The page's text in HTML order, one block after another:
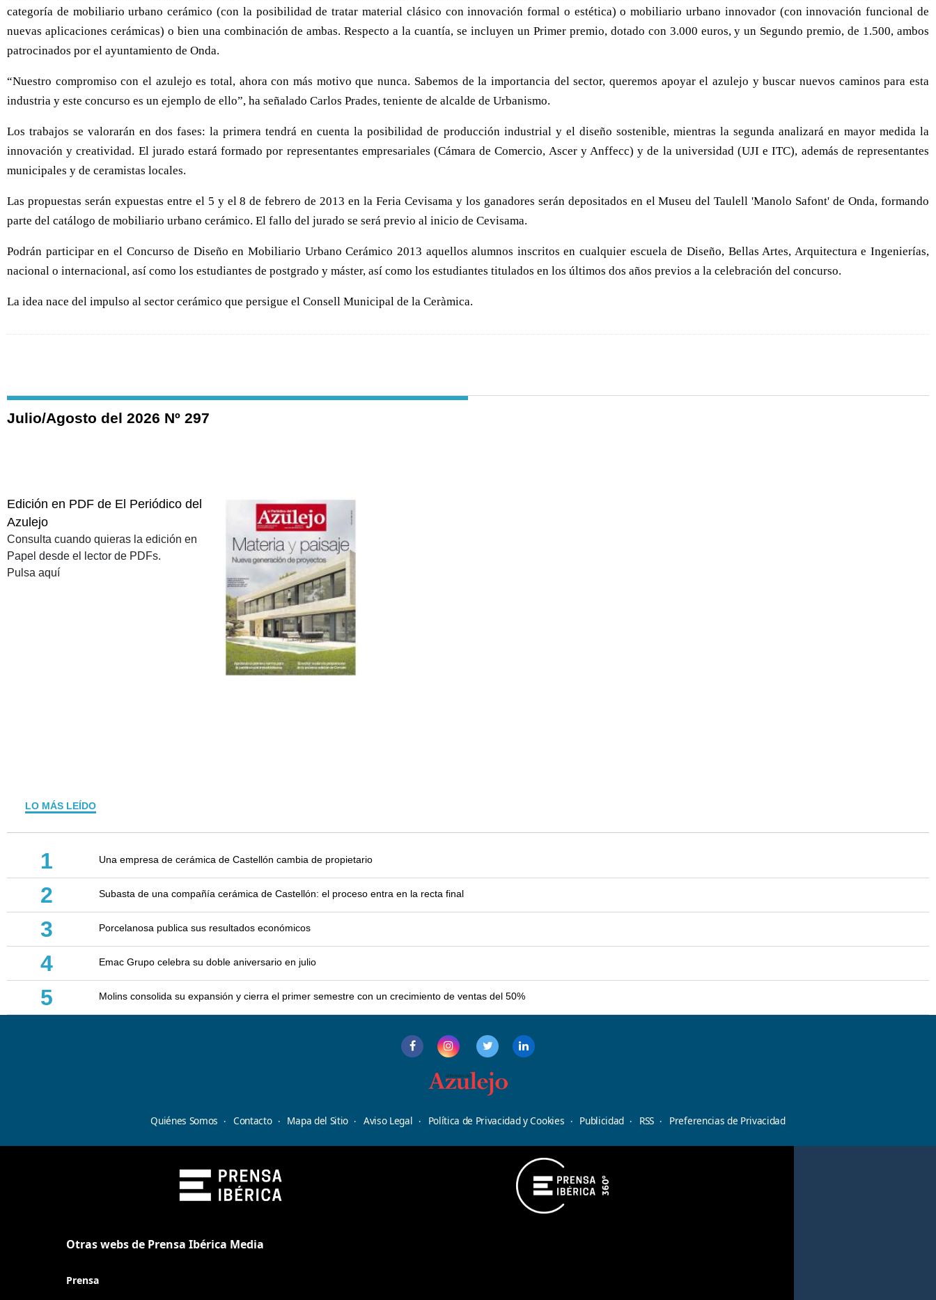
categoría de mobiliario urbano cerámico (con la posibilidad de tratar material clásico con innovación formal o estética) o mobiliario urbano innovador (con innovación funcional de
nuevas aplicaciones cerámicas) o bien una combinación de ambas. Respecto a la cuantía, se incluyen un Primer premio, dotado con 3.000 euros, y un Segundo premio, de 1.500, ambos
patrocinados por el ayuntamiento de Onda.
“Nuestro compromiso con el azulejo es total, ahora con más motivo que nunca. Sabemos de la importancia del sector, queremos apoyar el azulejo y buscar nuevos caminos para esta
industria y este concurso es un ejemplo de ello”, ha señalado Carlos Prades, teniente de alcalde de Urbanismo.
Los trabajos se valorarán en dos fases: la primera tendrá en cuenta la posibilidad de producción industrial y el diseño sostenible, mientras la segunda analizará en mayor medida la
innovación y creatividad. El jurado estará formado por representantes empresariales (Cámara de Comercio, Ascer y Anffecc) y de la universidad (UJI e ITC), además de representantes
municipales y de ceramistas locales.
Las propuestas serán expuestas entre el 5 y el 8 de febrero de 2013 en la Feria Cevisama y los ganadores serán depositados en el Museu del Taulell 'Manolo Safont' de Onda, formando
parte del catálogo de mobiliario urbano cerámico. El fallo del jurado se será previo al inicio de Cevisama.
Podrán participar en el Concurso de Diseño en Mobiliario Urbano Cerámico 2013 aquellos alumnos inscritos en cualquier escuela de Diseño, Bellas Artes, Arquitectura e Ingenierías,
nacional o internacional, así como los estudiantes de postgrado y máster, así como los estudiantes titulados en los últimos dos años previos a la celebración del concurso.
La idea nace del impulso al sector cerámico que persigue el Consell Municipal de la Ceràmica.
Julio/Agosto del 2026 Nº 297
Edición en PDF de El Periódico del
Azulejo
Consulta cuando quieras la edición en
Papel desde el lector de PDFs.
Pulsa aquí
LO MÁS LEÍDO
1 Una empresa de cerámica de Castellón cambia de propietario
2 Subasta de una compañía cerámica de Castellón: el proceso entra en la recta final
3 Porcelanosa publica sus resultados económicos
4 Emac Grupo celebra su doble aniversario en julio
5 Molins consolida su expansión y cierra el primer semestre con un crecimiento de ventas del 50%
Quiénes Somos Contacto Mapa del Sitio Aviso Legal Política de Privacidad y Cookies Publicidad RSS Preferencias de Privacidad
Otras webs de Prensa Ibérica Media
Prensa